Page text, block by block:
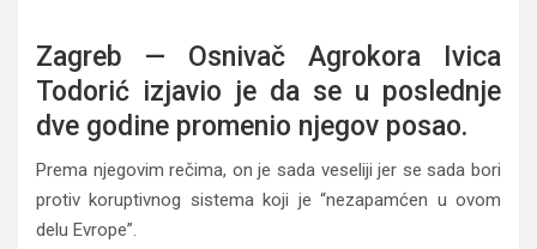
Zagreb — Osnivač Agrokora Ivica
Todorić izjavio je da se u poslednje
dve godine promenio njegov posao.
Prema njegovim rečima, on je sada veseliji jer se sada bori
protiv koruptivnog sistema koji je “nezapamćen u ovom
delu Evrope”.